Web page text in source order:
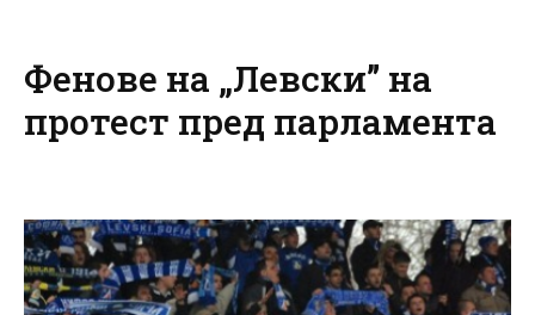
Фенове на „Левски” на
протест пред парламента